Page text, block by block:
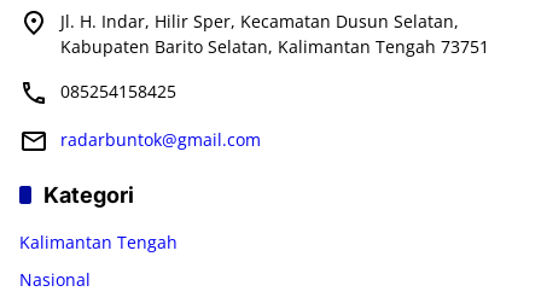
Jl. H. Indar, Hilir Sper, Kecamatan Dusun Selatan,
Kabupaten Barito Selatan, Kalimantan Tengah 73751
085254158425
radarbuntok@gmail.com
Kategori
Kalimantan Tengah
Nasional